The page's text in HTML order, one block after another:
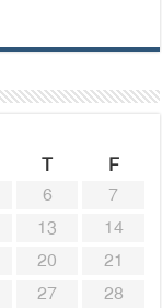
T
F
6
7
13
14
20
21
27
28